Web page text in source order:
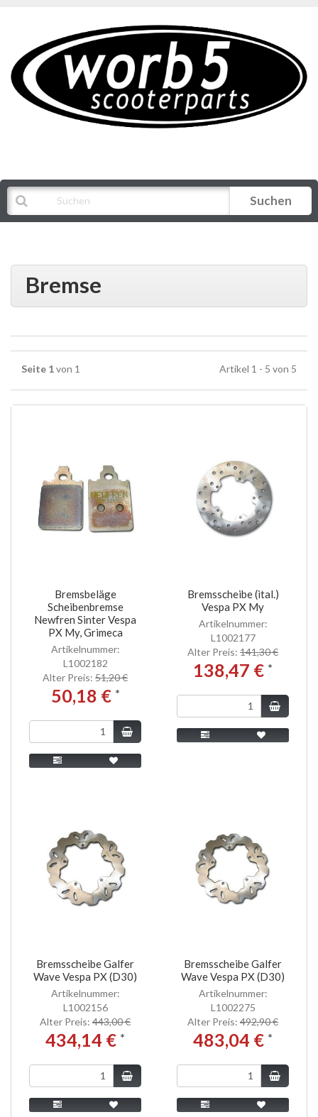
Suchen
Bremse
Seite 1von 1 Artikel 1 - 5 von 5
Bremsbeläge
Scheibenbremse
Newfren Sinter Vespa
PX My, Grimeca
Artikelnummer:
L1002182
Alter Preis: 51,20 €
50,18 € *
Bremsscheibe (ital.)
Vespa PX My
Artikelnummer:
L1002177
Alter Preis: 141,30 €
138,47 € *
Bremsscheibe Galfer
Wave Vespa PX (D30)
Artikelnummer:
L1002156
Alter Preis: 443,00 €
434,14 € *
Bremsscheibe Galfer
Wave Vespa PX (D30)
Artikelnummer:
L1002275
Alter Preis: 492,90 €
483,04 € *